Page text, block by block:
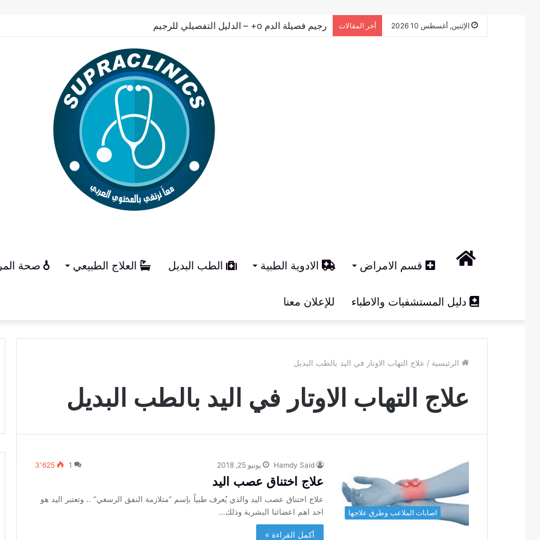
الإثنين, أغسطس 10 2026 أخر المقالات رجيم فصيلة الدم o+ – الدليل التفصيلي للرجيم
الرئيسيةقسم الامراض الادوية الطبية الطب البديل العلاج الطبيعي صحة
دليل المستشفيات والاطباء للإعلان معنا
الرئيسية / علاج التهاب الاوتار في اليد بالطب البديل
علاج التهاب الاوتار في اليد بالطب البديل
اصابات الملاعب وطرق علاجها
Hamdy Said يونيو 25, 2018 1 3٬625
علاج اختناق عصب اليد
علاج اختناق عصب اليد والذي يُعرف طبياً بإسم “متلازمة النفق الرسغي” .. وتعتبر اليد هو
احد اهم اعضائنا البشرية وذلك…
أكمل القراءة »